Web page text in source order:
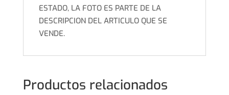
ESTADO, LA FOTO ES PARTE DE LA
DESCRIPCION DEL ARTICULO QUE SE
VENDE.
Productos relacionados